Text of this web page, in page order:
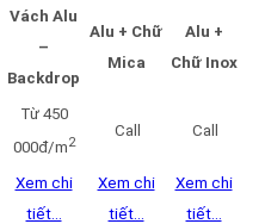
Vách Alu
–
Backdrop
Alu + Chữ
Mica
Alu +
Chữ Inox
Từ 450
000đ/m2
Call Call
Xem chi
tiết…
Xem chi
tiết…
Xem chi
tiết…